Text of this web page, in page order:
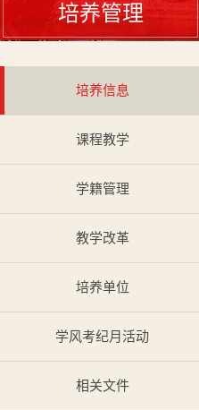
培养管理
培养信息
课程教学
学籍管理
教学改革
培养单位
学风考纪月活动
相关文件